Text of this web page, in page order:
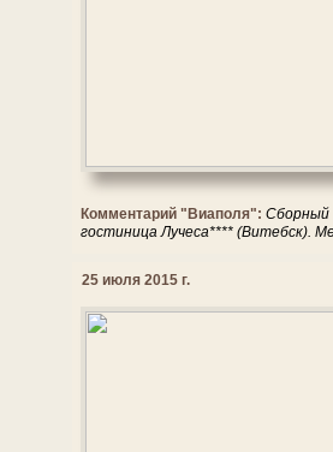
Комментарий "Виаполя": Сборный
гостиница Лучеса**** (Витебск).
25 июля 2015 г.